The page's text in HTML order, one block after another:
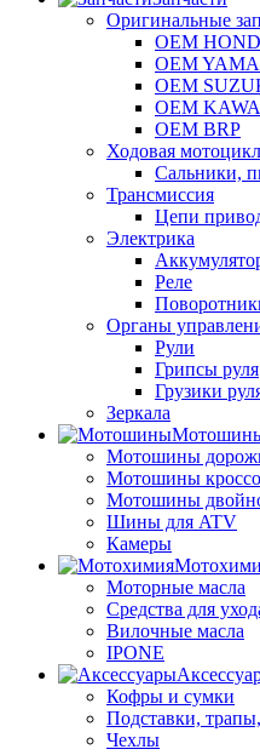
Оригинальные
OEM
OEM
OEM
OEM
OEM BRP
Ходовая
Сальники,
Трансмиссия
Цепи
Электрика
Реле
Органы
Рули
Грипсы руля
Грузики
Зеркала
Мотошины
Мотошины
Мотошины
Шины для ATV
Камеры
Моторные масла
Средства для
Вилочные масла
IPONE
Кофры и сумки
Подставки,
Чехлы